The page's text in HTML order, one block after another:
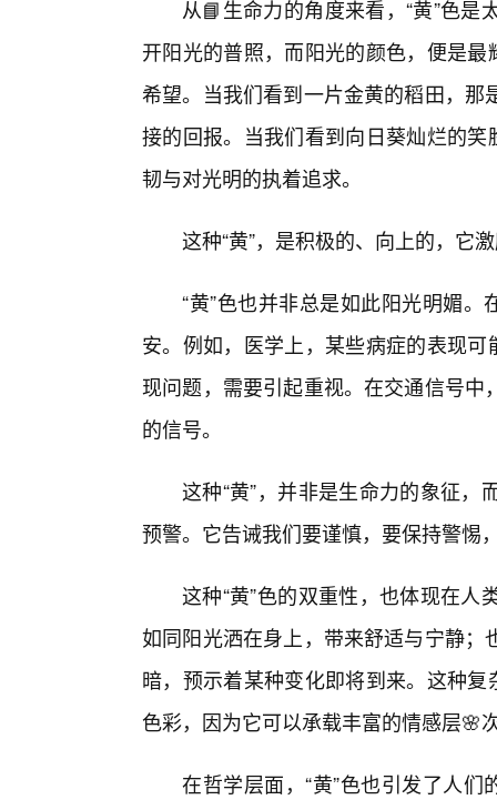
从📘生命力的角度来看，“黄”色
开阳光的普照，而阳光的颜色，便是
希望。当我们看到一片金黄的稻田，
接的回报。当我们看到向日葵灿烂的
韧与对光明的执着追求。
这种“黄”，是积极的、向上的，它
“黄”色也并非总是如此阳光明媚
安。例如，医学上，某些病症的表现
现问题，需要引起重视。在交通信号
的信号。
这种“黄”，并非是生命力的象征
预警。它告诫我们要谨慎，要保持警惕
这种“黄”色的双重性，也体现在
如同阳光洒在身上，带来舒适与宁静
暗，预示着某种变化即将到来。这种
色彩，因为它可以承载丰富的情感层🌸
在哲学层面，“黄”色也引发了人